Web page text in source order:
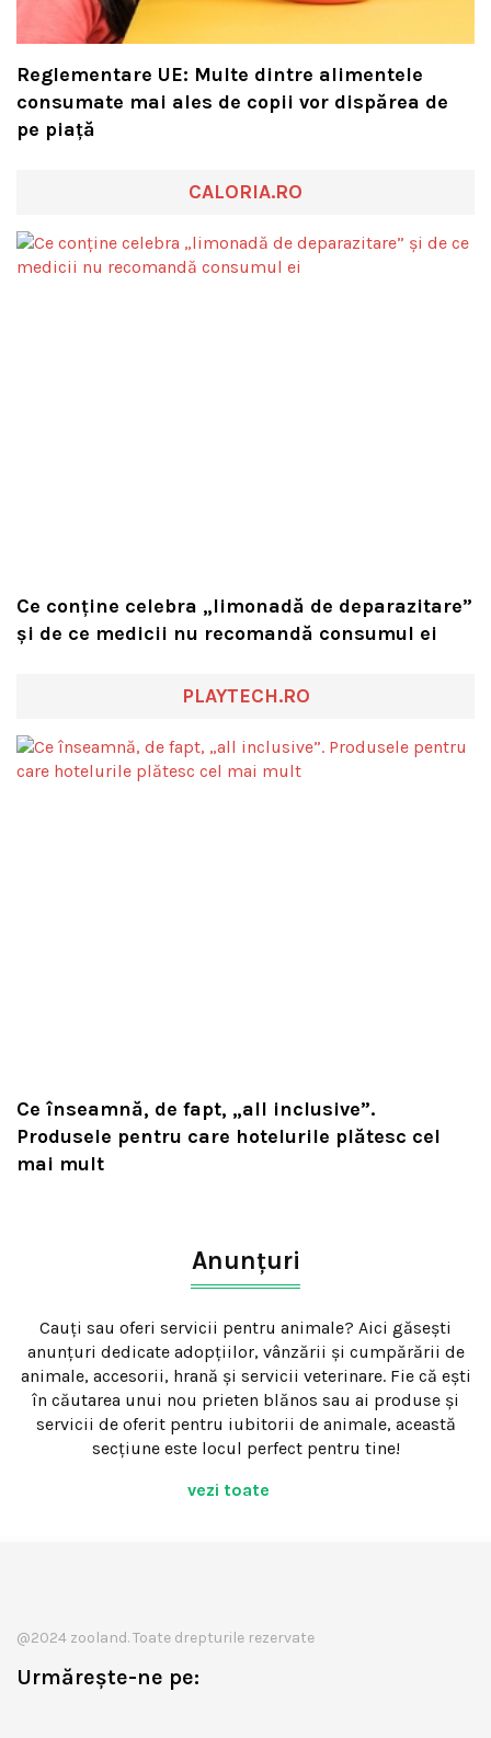
Reglementare UE: Multe dintre alimentele
consumate mai ales de copii vor dispărea de
pe piață
CALORIA.RO
Ce conține celebra „limonadă de deparazitare”
și de ce medicii nu recomandă consumul ei
PLAYTECH.RO
Ce înseamnă, de fapt, „all inclusive”.
Produsele pentru care hotelurile plătesc cel
mai mult
Anunțuri
Cauți sau oferi servicii pentru animale? Aici găsești
anunțuri dedicate adopțiilor, vânzării și cumpărării de
animale, accesorii, hrană și servicii veterinare. Fie că ești
în căutarea unui nou prieten blănos sau ai produse și
servicii de oferit pentru iubitorii de animale, această
secțiune este locul perfect pentru tine!
vezi toate
@2024 zooland. Toate drepturile rezervate
Urmărește-ne pe: